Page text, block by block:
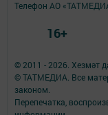
© 2011 - 2026. Хезмәт
© ТАТМЕДИА. Все
законом.
Перепечатка,
Телефон АО
16+